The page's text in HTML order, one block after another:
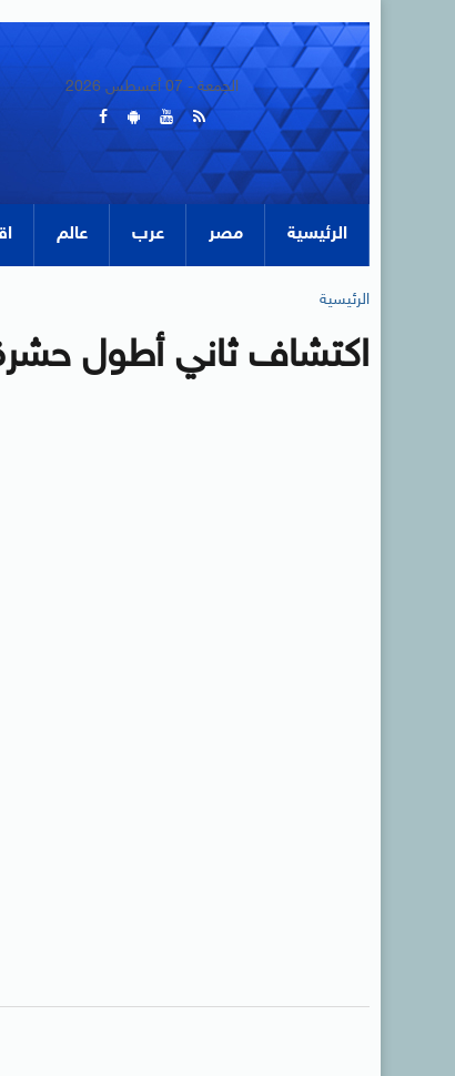
الجمعة - 07 أغسطس 2026
الرئيسية مصر عرب عالم
الرئيسية
اكتشاف ثاني أطول